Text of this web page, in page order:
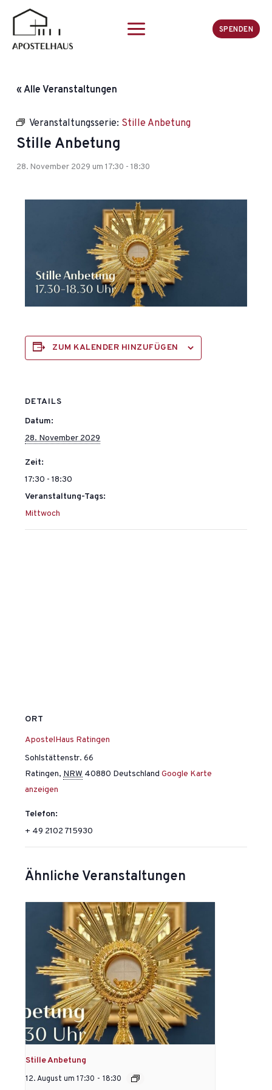
springen
SPENDEN
« Alle Veranstaltungen
Veranstaltungsserie: Stille Anbetung
Stille Anbetung
28. November 2029 um 17:30 -18:30
ZUM KALENDER HINZUFÜGEN
DETAILS
Datum:
28. November 2029
Zeit:
17:30 - 18:30
Veranstaltung-Tags:
Mittwoch
ORT
ApostelHaus Ratingen
Sohlstättenstr. 66
Ratingen, NRW 40880 Deutschland Google Karte
anzeigen
Telefon:
+ 49 2102 715930
Ähnliche Veranstaltungen
Stille Anbetung
12. August um 17:30 - 18:30